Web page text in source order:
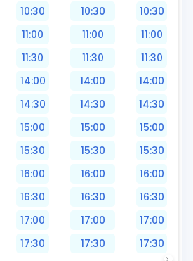
10:30
11:00
11:30
14:00
14:30
15:00
15:30
16:00
16:30
17:00
17:30
10:30
11:00
11:30
14:00
14:30
15:00
15:30
16:00
16:30
17:00
17:30
10:30
11:00
11:30
14:00
14:30
15:00
15:30
16:00
16:30
17:00
17:30